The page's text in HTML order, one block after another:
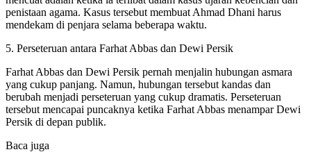
penistaan agama. Kasus tersebut membuat Ahmad Dhani harus
mendekam di penjara selama beberapa waktu.
5. Perseteruan antara Farhat Abbas dan Dewi Persik
Farhat Abbas dan Dewi Persik pernah menjalin hubungan asmara
yang cukup panjang. Namun, hubungan tersebut kandas dan
berubah menjadi perseteruan yang cukup dramatis. Perseteruan
tersebut mencapai puncaknya ketika Farhat Abbas menampar Dewi
Persik di depan publik.
Baca juga